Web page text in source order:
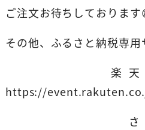
ご注文お待ちしております
その他、ふるさと納税専用
楽天ふる
https://
さと